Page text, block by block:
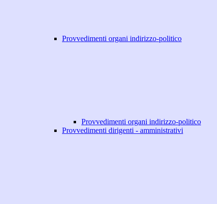
Provvedimenti organi indirizzo-politico
Provvedimenti organi indirizzo-politico
Provvedimenti dirigenti - amministrativi